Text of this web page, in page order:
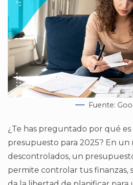
Fuente:
¿Te has preguntado por qué
presupuesto para 2025? En un
descontrolados, un
permite controlar tus finanzas,